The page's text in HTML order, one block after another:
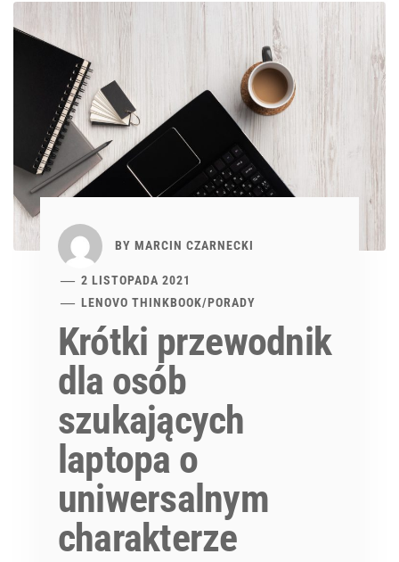
BY MARCIN CZARNECKI
2 LISTOPADA 2021
LENOVO THINKBOOK/PORADY
Krótki przewodnik
dla osób
szukających
laptopa o
uniwersalnym
charakterze